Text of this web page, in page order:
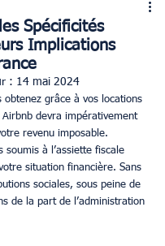
Spécificités
Implications
: 14 mai 2024
obtenez grâce à vos locations
devra impérativement
revenu imposable.
soumis à l’assiette fiscale
situation financière. Sans
sociales, sous peine de
de la part de l’administration